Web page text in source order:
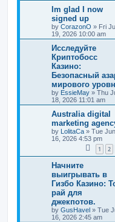
Im glad I now
signed up
by CorazonO » Fri
19, 2026 10:00 am
Исследуйте
Криптобосс
Казино:
Безопасный
мирового
by EssieMay » Thu
18, 2026 11:01 am
Australia digital
marketing
by LolitaCa » Tue Jun
16, 2026 4:53 pm
1 2
Начните
выигрывать в
Гизбо Казино:
рай для
джекпотов.
by GusHavel » Tue
16, 2026 2:45 am